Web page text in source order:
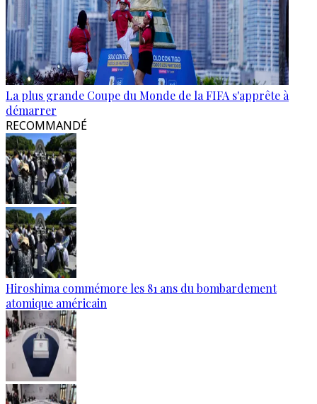
La plus grande Coupe du Monde de la FIFA s'apprête à
démarrer
RECOMMANDÉ
Hiroshima commémore les 81 ans du bombardement
atomique américain